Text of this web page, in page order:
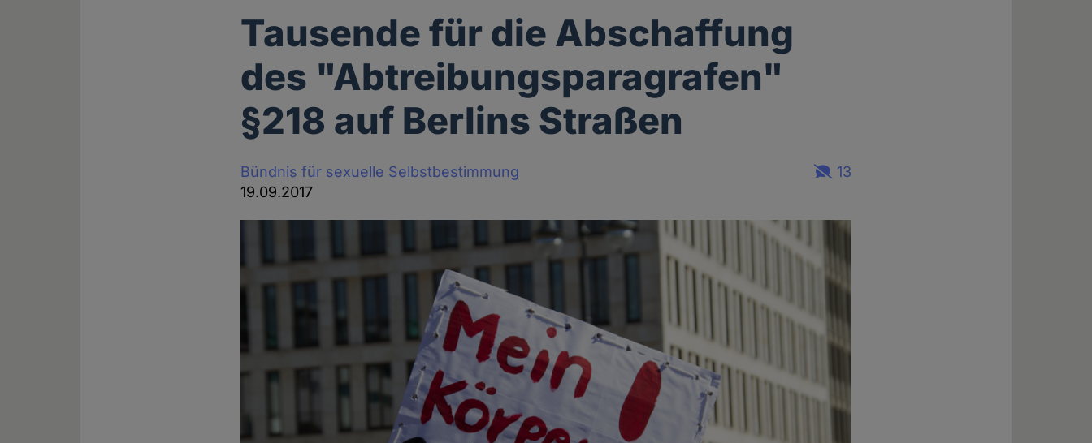
Tausende für die Abschaffung
des "Abtreibungsparagrafen"
§218 auf Berlins Straßen
Bündnis für sexuelle Selbstbestimmung
19.09.2017
13